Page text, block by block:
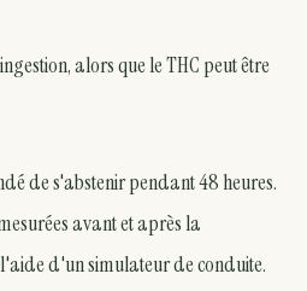
alors que le THC peut être
de s'abstenir pendant 48 heures.
avant et après la
d'un simulateur de conduite.